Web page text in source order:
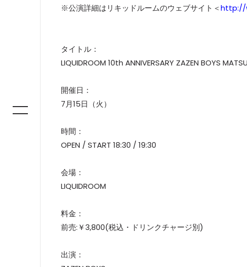
※公演詳細はリキッドルームのウェブサイト＜http://
タイトル：
LIQUIDROOM 10th ANNIVERSARY ZAZEN BOYS
開催日：
7月15日（火）
時間：
OPEN / START 18:30 / 19:30
会場：
LIQUIDROOM
料金：
前売:￥3,800(税込・ドリンクチャージ別)
出演：